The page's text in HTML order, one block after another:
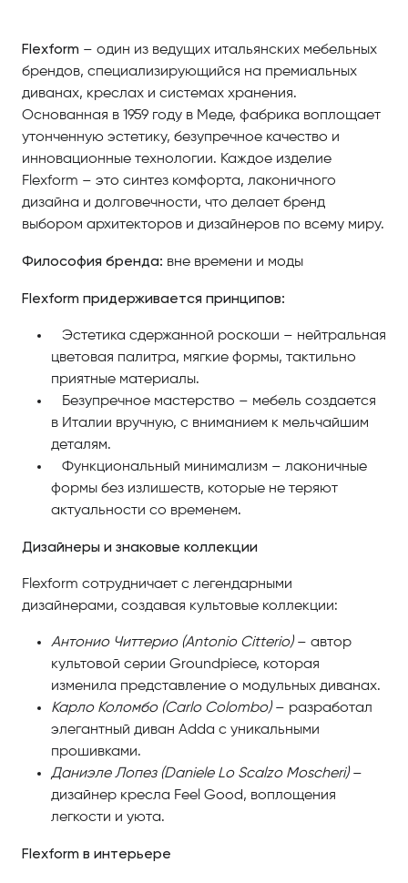
Flexform – один из ведущих итальянских мебельных
брендов, специализирующийся на премиальных
диванах, креслах и системах хранения.
Основанная в 1959 году в Меде, фабрика воплощает
утонченную эстетику, безупречное качество и
инновационные технологии. Каждое изделие
Flexform – это синтез комфорта, лаконичного
дизайна и долговечности, что делает бренд
выбором архитекторов и дизайнеров по всему миру.
Философия бренда: вне времени и моды
Flexform придерживается принципов:
Эстетика сдержанной роскоши – нейтральная
цветовая палитра, мягкие формы, тактильно
приятные материалы.
Безупречное мастерство – мебель создается
в Италии вручную, с вниманием к мельчайшим
деталям.
Функциональный минимализм – лаконичные
формы без излишеств, которые не теряют
актуальности со временем.
Дизайнеры и знаковые коллекции
Flexform сотрудничает с легендарными
дизайнерами, создавая культовые коллекции:
Антонио Читтерио (Antonio Citterio)– автор
культовой серии Groundpiece, которая
изменила представление о модульных диванах.
Карло Коломбо (Carlo Colombo)– разработал
элегантный диван Adda с уникальными
прошивками.
Даниэле Лопез (Daniele Lo Scalzo Moscheri)–
дизайнер кресла Feel Good, воплощения
легкости и уюта.
Flexform в интерьере